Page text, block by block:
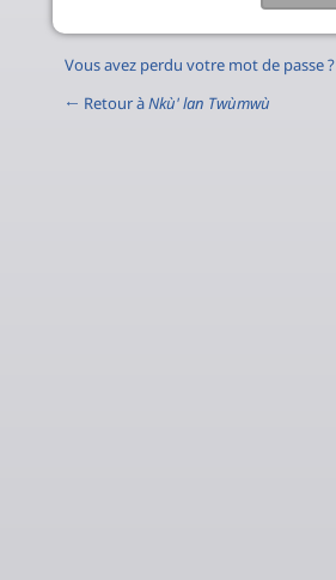
Vous avez perdu votre mot de passe ?
← Retour àNkù' lan Twùmwù